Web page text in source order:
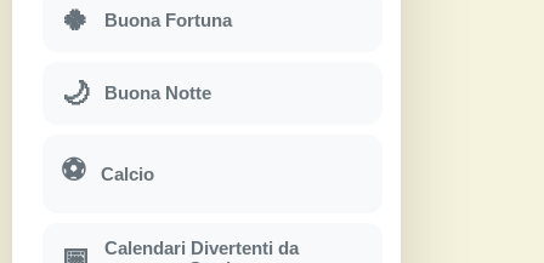
🍀 Buona Fortuna
🌙 Buona Notte
⚽ Calcio
Calendari Divertenti da